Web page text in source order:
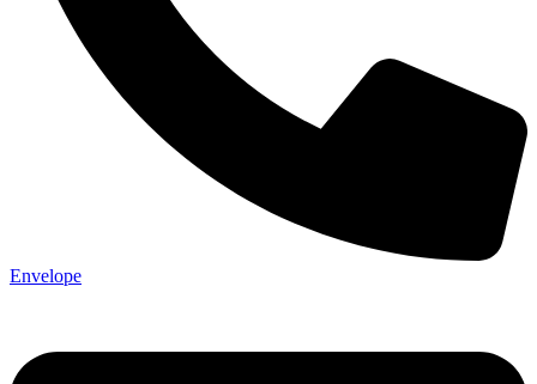
Envelope